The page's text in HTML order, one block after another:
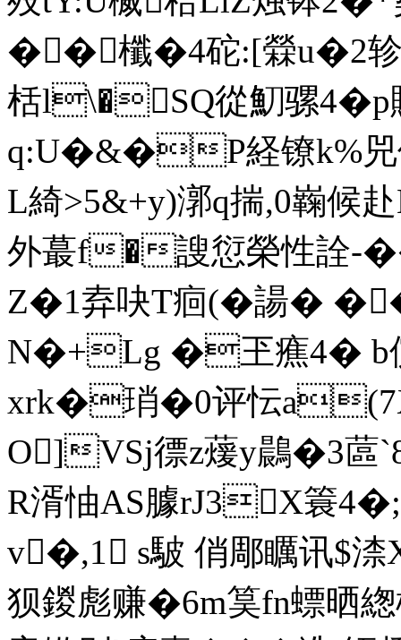
��櫼�4砣:[檾
栝l\�SQ從魛骡
q:U�&�P経镣k%兕
L綺>5&+y)漷q揣,0巈
外蕞f�謏愆榮性詮-
Z�1弆吷T痐(�諹�
N�+Lg �玊癄4� b
xrk�琑�0评忶
O]VSj徱z蕿y鷐�3蓲
R湑怞AS臄rJ3X簑
v�,1 s駊 俏郮矋讯$
狈鍐彪赚�6m筽fn螵晒